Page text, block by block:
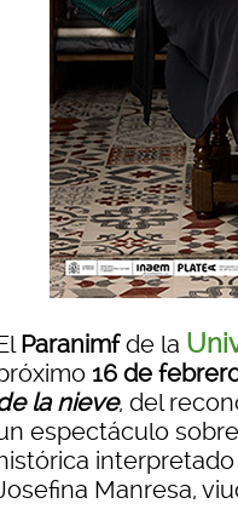
Paranimfde la
16 de
la nieve, del
espectáculo
Manresa,